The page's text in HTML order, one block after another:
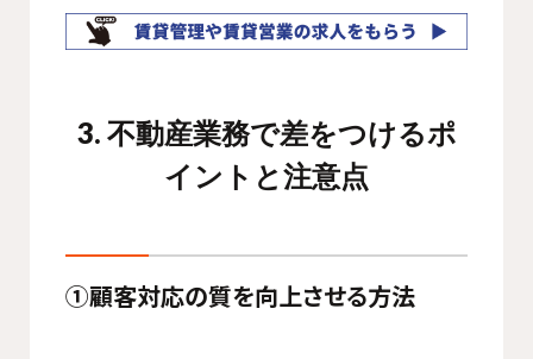
3. 不動産業務で差をつけるポ
イントと注意点
①顧客対応の質を向上させる方法